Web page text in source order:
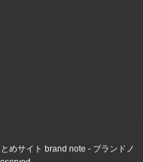
めサイト brand note - ブランドノ